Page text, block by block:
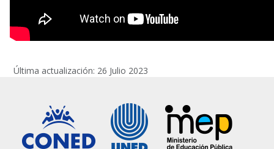
Última actualización: 26 Julio 2023